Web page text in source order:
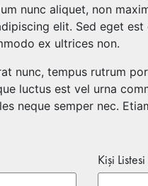
nunc aliquet, non
elit. Sed eget
ex ultrices non.
nunc, tempus rutrum
luctus est vel urna
neque semper nec.
Kişi Listesi